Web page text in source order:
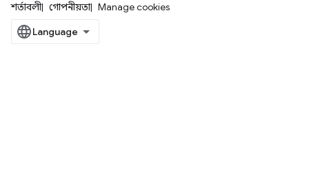
শর্তাবলী গোপনীয়তা Manage cookies